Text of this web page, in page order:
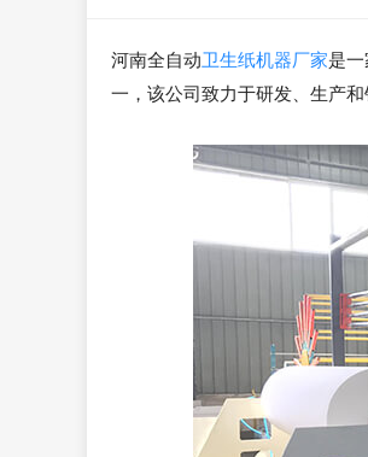
河南全自动卫生纸机器厂家是
一，该公司致力于研发、生产